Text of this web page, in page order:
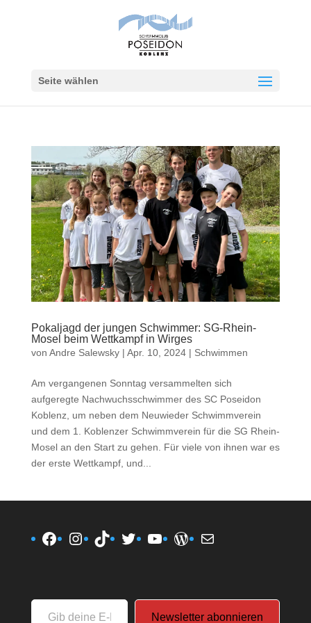
Seite wählen
Pokaljagd der jungen Schwimmer: SG-Rhein-
Mosel beim Wettkampf in Wirges
von Andre Salewsky| Apr. 10, 2024| Schwimmen
Am vergangenen Sonntag versammelten sich
aufgeregte Nachwuchsschwimmer des SC Poseidon
Koblenz, um neben dem Neuwieder Schwimmverein
und dem 1. Koblenzer Schwimmverein für die SG Rhein-
Mosel an den Start zu gehen. Für viele von ihnen war es
der erste Wettkampf, und...
Facebook
Instagram
TikTokTwitterYouTube
WordPress
E-Mail
Newsletter abonnieren